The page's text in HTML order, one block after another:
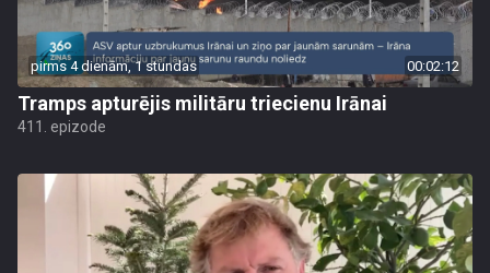
pirms 4 dienām, 1 stundas 00:02:12
Tramps apturējis militāru triecienu Irānai
411. epizode